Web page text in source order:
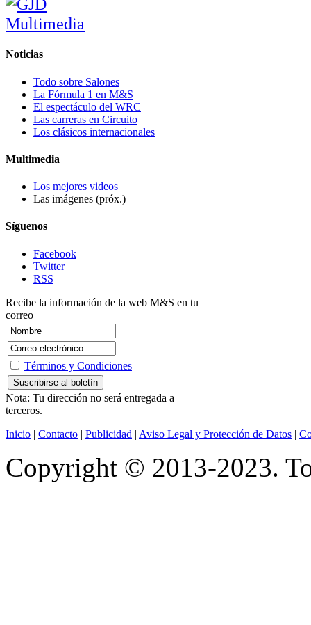
Noticias
Todo sobre Salones
La Fórmula 1 en M&S
El espectáculo del WRC
Las carreras en Circuito
Los clásicos internacionales
Multimedia
Los mejores videos
Las imágenes (próx.)
Síguenos
Facebook
Twitter
RSS
Recibe la información de la web M&S en tu
correo
Términos y Condiciones
Nota: Tu dirección no será entregada a
terceros.
Inicio | Contacto | Publicidad | Aviso Legal y Protección de Datos |
Copyright © 2013-2023.